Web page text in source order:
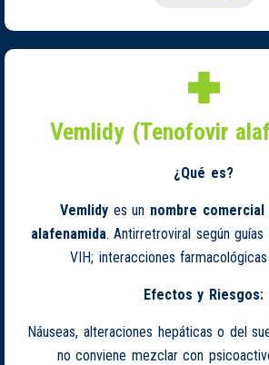
Vemlidy (Tenofovir
¿Qué es?
Vemlidy es un nombre comercial
alafenamida. Antirretroviral según
VIH; interacciones
Efectos y Riesgos:
Náuseas, alteraciones hepáticas o del
no conviene mezclar con